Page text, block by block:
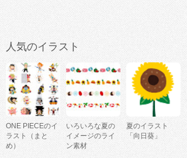
人気のイラスト
ONE PIECEのイ
ラスト（まと
め）
いろいろな夏の
イメージのライ
ン素材
夏のイラスト
「向日葵」